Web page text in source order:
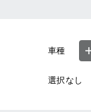
車種